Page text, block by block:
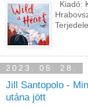
Kiadó:
2023. 05. 28.
Jill Santopolo -
utána jött